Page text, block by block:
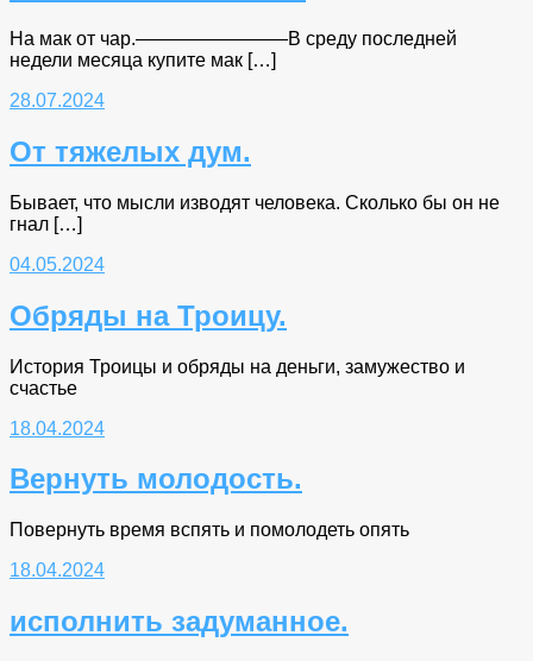
На мак от чар.————————В среду последней
недели месяца купите мак […]
28.07.2024
От тяжелых дум.
Бывает, что мысли изводят человека. Сколько бы он не
гнал […]
04.05.2024
Обряды на Троицу.
История Троицы и обряды на деньги, замужество и
счастье
18.04.2024
Вернуть молодость.
Повернуть время вспять и помолодеть опять
18.04.2024
исполнить задуманное.